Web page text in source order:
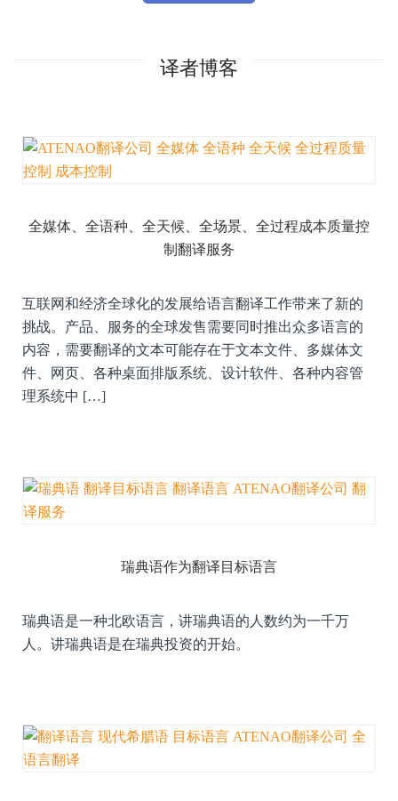
译者博客
全媒体、全语种、全天候、全场景、全过程成本质量控
制翻译服务
互联网和经济全球化的发展给语言翻译工作带来了新的
挑战。产品、服务的全球发售需要同时推出众多语言的
内容，需要翻译的文本可能存在于文本文件、多媒体文
件、网页、各种桌面排版系统、设计软件、各种内容管
理系统中 […]
瑞典语作为翻译目标语言
瑞典语是一种北欧语言，讲瑞典语的人数约为一千万
人。讲瑞典语是在瑞典投资的开始。